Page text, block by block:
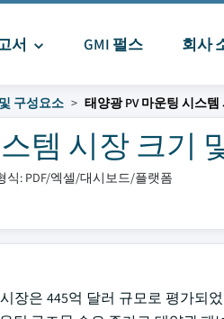
서 GMI 펄스 회사
구성요소 태양광 PV 마운팅 시스템
템 시장 크기
식: PDF/엑셀/대시보드/플랫폼
장은 445억 달러 규모로 평가되